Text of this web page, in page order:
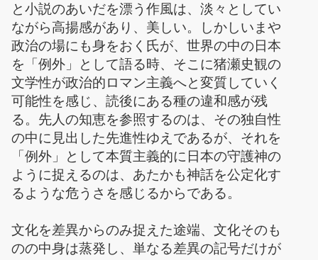
と小説のあいだを漂う作風は、淡々としてい
ながら高揚感があり、美しい。しかしいまや
政治の場にも身をおく氏が、世界の中の日本
を「例外」として語る時、そこに猪瀬史観の
文学性が政治的ロマン主義へと変質していく
可能性を感じ、読後にある種の違和感が残
る。先人の知恵を参照するのは、その独自性
の中に見出した先進性ゆえであるが、それを
「例外」として本質主義的に日本の守護神の
ように捉えるのは、あたかも神話を公定化す
るような危うさを感じるからである。
文化を差異からのみ捉えた途端、文化そのも
のの中身は蒸発し、単なる差異の記号だけが